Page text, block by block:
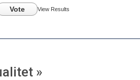
Vote View Results
»